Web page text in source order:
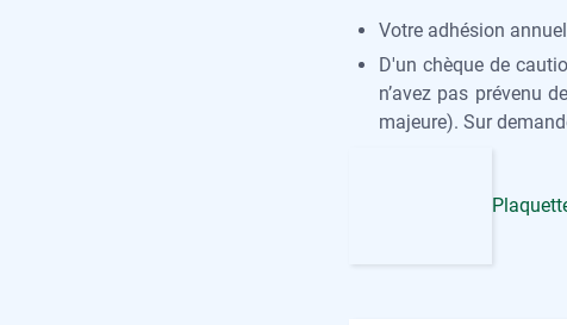
Votre adhésion
D'un chèque de
n’avez pas prévenu
majeure). Sur